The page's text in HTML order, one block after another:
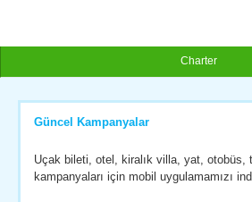
Charter
Güncel Kampanyalar
Uçak bileti, otel, kiralık villa, yat, otobüs,
kampanyaları için mobil uygulamamızı